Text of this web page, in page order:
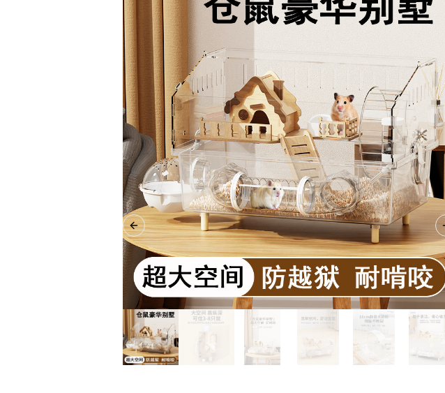
Previous slide